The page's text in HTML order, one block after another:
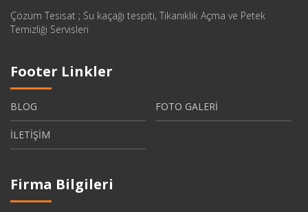
Çözüm Tesisat ; Su kaçağı tespiti, Tıkanıklık Açma ve Petek
Temizliği Servisleri
Footer Linkler
BLOG FOTO GALERİ
İLETİŞİM
Firma Bilgileri